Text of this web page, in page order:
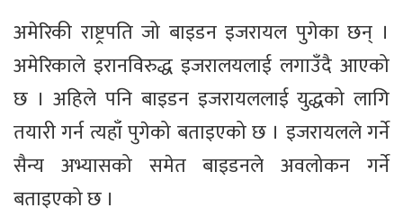
अमेरिकी राष्ट्रपति जो बाइडन इजरायल पुगेका छन् ।
अमेरिकाले इरानविरुद्ध इजरालयलाई लगाउँदै आएको
छ । अहिले पनि बाइडन इजरायललाई युद्धको लागि
तयारी गर्न त्यहाँ पुगेको बताइएको छ । इजरायलले गर्ने
सैन्य अभ्यासको समेत बाइडनले अवलोकन गर्ने
बताइएको छ ।